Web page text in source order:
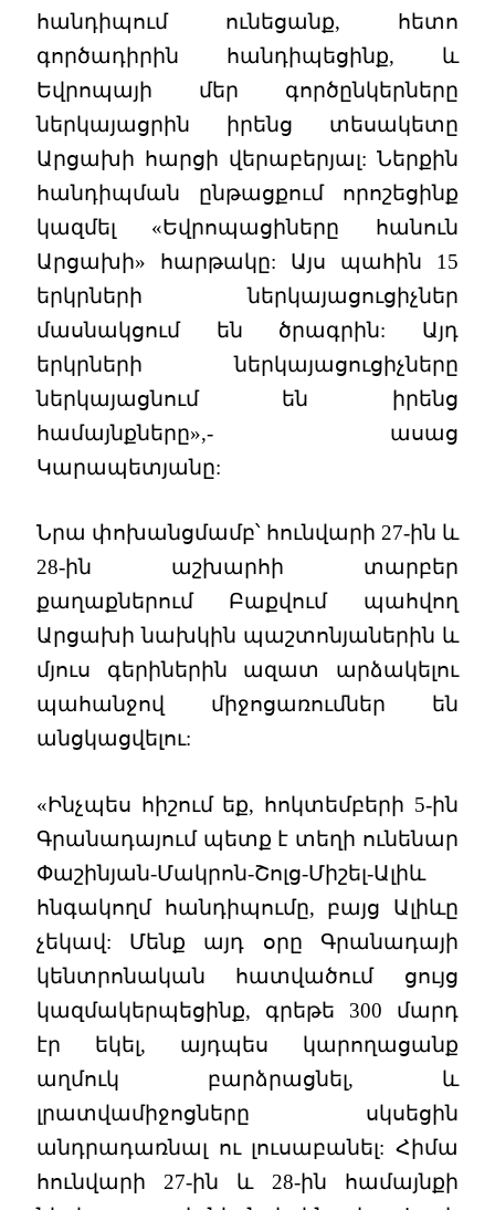
հանդիպում ունեցանք, հետո
գործադիրին հանդիպեցինք, և
Եվրոպայի մեր գործընկերները
ներկայացրին իրենց տեսակետը
Արցախի հարցի վերաբերյալ: Ներքին
հանդիպման ընթացքում որոշեցինք
կազմել «Եվրոպացիները հանուն
Արցախի» հարթակը: Այս պահին 15
երկրների ներկայացուցիչներ
մասնակցում են ծրագրին: Այդ
երկրների ներկայացուցիչները
ներկայացնում են իրենց
համայնքները»,- ասաց
Կարապետյանը:
Նրա փոխանցմամբ՝ հունվարի 27-ին և
28-ին աշխարհի տարբեր
քաղաքներում Բաքվում պահվող
Արցախի նախկին պաշտոնյաներին և
մյուս գերիներին ազատ արձակելու
պահանջով միջոցառումներ են
անցկացվելու:
«Ինչպես հիշում եք, հոկտեմբերի 5-ին
Գրանադայում պետք է տեղի ունենար
Փաշինյան-Մակրոն-Շոլց-Միշել-Ալիև
հնգակողմ հանդիպումը, բայց Ալիևը
չեկավ: Մենք այդ օրը Գրանադայի
կենտրոնական հատվածում ցույց
կազմակերպեցինք, գրեթե 300 մարդ
էր եկել, այդպես կարողացանք
աղմուկ բարձրացնել, և
լրատվամիջոցները սկսեցին
անդրադառնալ ու լուսաբանել: Հիմա
հունվարի 27-ին և 28-ին համայնքի